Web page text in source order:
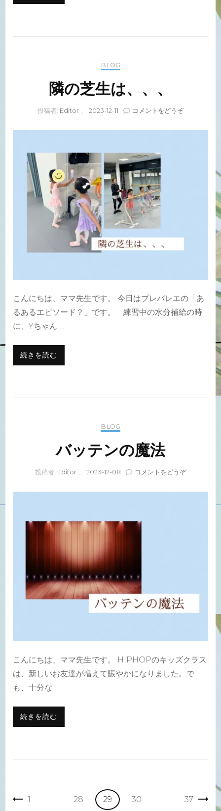
BLOG
隣の芝生は、、、
投稿者: Editor 2023-12-11 コメントをどうぞ(隣
芝
こんにちは、ママ先生です。 今日はプレバレエの「あ
るあるエピソード？」です。 練習中の水分補給の時
に、Yちゃん …
続きを読む
BLOG
バッテンの魔法
投稿者: Editor 2023-12-08 コメントをどうぞ(バ
テ
こんにちは、ママ先生です。 HIPHOPのキッズクラス
は、新しいお友達が増えて賑やかになりました。で
も、十分な …
続きを読む
投 固
1 …
固
28
固
29
固
30 …
固
37